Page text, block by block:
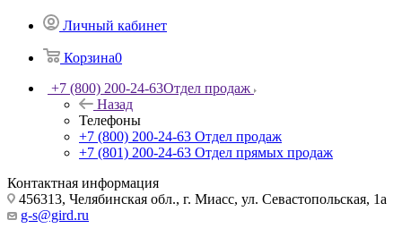
Личный кабинет
Корзина0
+7 (800) 200-24-63Отдел продаж
Назад
Телефоны
+7 (800) 200-24-63 Отдел продаж
+7 (801) 200-24-63 Отдел прямых продаж
Контактная информация
456313, Челябинская обл., г. Миасс, ул. Севастопольская, 1а
g-s@gird.ru